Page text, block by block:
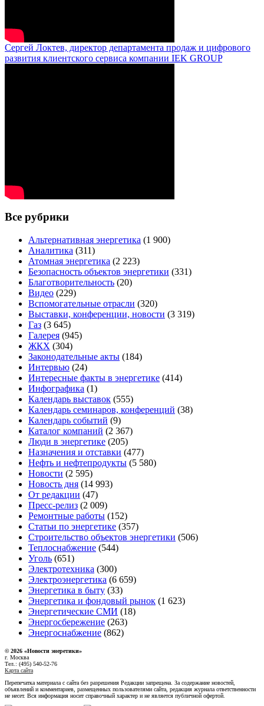
Сергей Локтев, директор департамента продаж и цифрового
развития клиентского сервиса компании IEK GROUP
Все рубрики
Альтернативная энергетика (1 900)
Аналитика (311)
Атомная энергетика (2 223)
Безопасность объектов энергетики (331)
Благотворительность (20)
Видео (229)
Вспомогательные отрасли (320)
Выставки, конференции, новости (3 319)
Газ (3 645)
Галерея (945)
ЖКХ (304)
Законодательные акты (184)
Интервью (24)
Интересные факты в энергетике (414)
Инфографика (1)
Календарь выставок (555)
Календарь семинаров, конференций (38)
Календарь событий (9)
Каталог компаний (2 367)
Люди в энергетике (205)
Назначения и отставки (477)
Нефть и нефтепродукты (5 580)
Новости (2 595)
Новость дня (14 993)
От редакции (47)
Пресс-релиз (2 009)
Ремонтные работы (152)
Статьи по энергетике (357)
Строительство объектов энергетики (506)
Теплоснабжение (544)
Уголь (651)
Электротехника (300)
Электроэнергетика (6 659)
Энергетика в быту (33)
Энергетика и фондовый рынок (1 623)
Энергетические СМИ (18)
Энергосбережение (263)
Энергоснабжение (862)
© 2026 «Новости энеретики»
г. Москва
Тел.: (495) 540-52-76
Карта сайта
Перепечатка материала с сайта без разрешения Редакции запрещена. За содержание новостей,
объявлений и комментариев, размещенных пользователями сайта, редакция журнала ответственности
не несет. Вся информация носит справочный характер и не является публичной офертой.